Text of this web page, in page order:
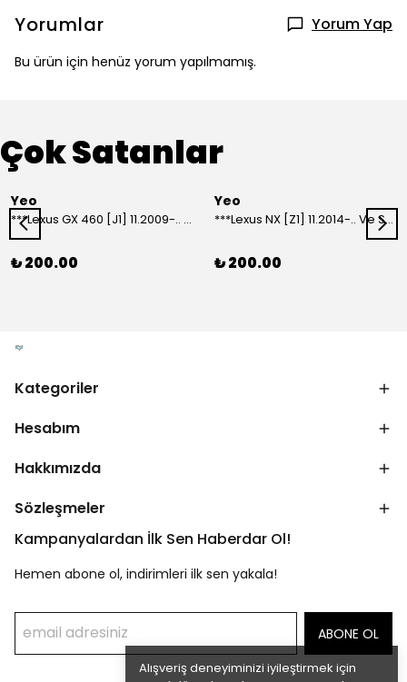
Alışveriş deneyiminizi iyileştirmek için
Yorumlar Yorum Yap
Bu ürün için henüz yorum yapılmamış.
Çok Satanlar
Yeo
***Lexus GX 460 [J1] 11.2009-.. Ve Sonrası Model Yılları İçin Uyumlu Yeo Arka Silecek
₺ 200.00
Yeo
***Lexus NX [Z1] 11.2014-.. Ve Sonrası Model Yılları İçin Uyumlu Yeo Arka Silecek
₺ 200.00
Kategoriler
Hesabım
Hakkımızda
Sözleşmeler
Kampanyalardan İlk Sen Haberdar Ol!
Hemen abone ol, indirimleri ilk sen yakala!
ABONE OL